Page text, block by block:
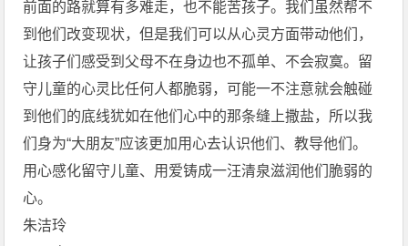
前面的路就算有多难走，也不能苦孩子。我们虽然帮不
到他们改变现状，但是我们可以从心灵方面带动他们，
让孩子们感受到父母不在身边也不孤单、不会寂寞。留
守儿童的心灵比任何人都脆弱，可能一不注意就会触碰
到他们的底线犹如在他们心中的那条缝上撒盐，所以我
们身为“大朋友”应该更加用心去认识他们、教导他们。
用心感化留守儿童、用爱铸成一汪清泉滋润他们脆弱的
心。
朱洁玲